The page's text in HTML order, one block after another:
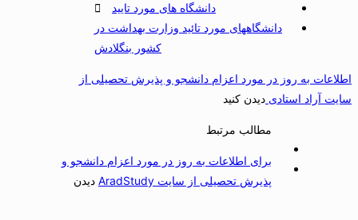
دانشگاه های مورد تایید
دانشگاههای مورد تائید وزارت بهداشت در
کشور بنگلادش
به روز در مورد اعزام دانشجو و پذیرش تحصیلی از
آراد استادیدیدن کنید
مطالب مرتبط
برای اطلاعات به روز در مورد اعزام دانشجو و
پذیرش تحصیلی از سایت AradStudy
دیدن